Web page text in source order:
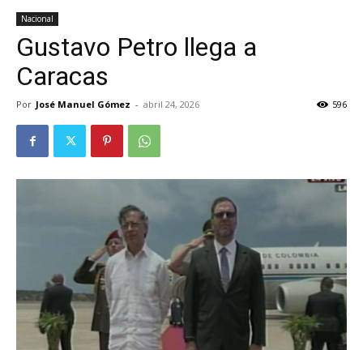
Nacional
Gustavo Petro llega a
Caracas
Por José Manuel Gómez - abril 24, 2026 596